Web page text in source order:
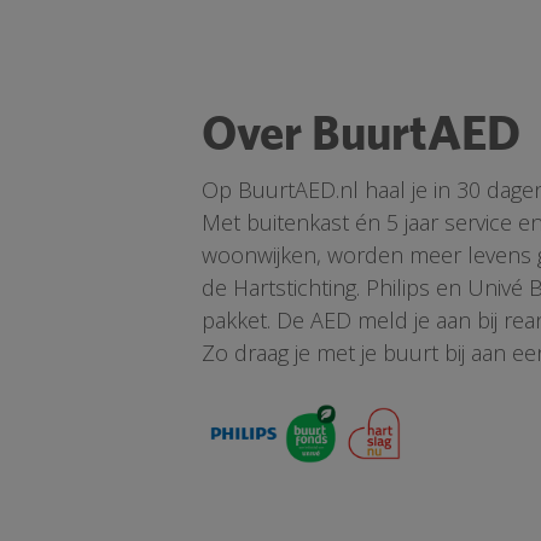
Over BuurtAED
Op BuurtAED.nl haal je in 30
Met buitenkast én 5 jaar service
woonwijken, worden meer levens
de Hartstichting. Philips en Univé
pakket. De AED meld je aan bij
Zo draag je met je buurt bij aan